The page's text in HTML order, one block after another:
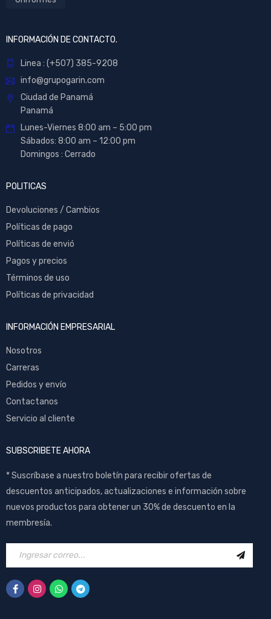
INFORMACIÓN DE CONTACTO.
Linea : (+507) 385-9208
info@grupogarin.com
Ciudad de Panamá
Panamá
Lunes-Viernes 8:00 am – 5:00 pm
Sábados: 8:00 am – 12:00 pm
Domingos : Cerrado
POLITICAS
Devoluciones / Cambios
Políticas de pago
Políticas de envió
Pagos y precios
Términos de uso
Políticas de privacidad
INFORMACIÓN EMPRESARIAL
Nosotros
Carreras
Pedidos y envío
Contactanos
Servicio al cliente
SUBSCRIBETE AHORA
* Suscríbase a nuestro boletín para recibir ofertas de
descuentos anticipados, actualizaciones e información sobre
nuevos productos para obtener un 30% de descuento en la
membresía.